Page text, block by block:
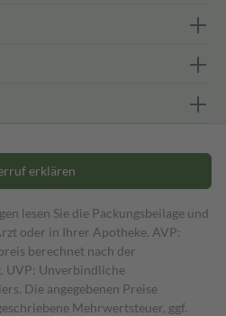
erklären
lesen Sie die Packungsbeilage und
oder in Ihrer Apotheke. AVP:
berechnet nach der
UVP: Unverbindliche
Die angegebenen Preise
Mehrwertsteuer, ggf.